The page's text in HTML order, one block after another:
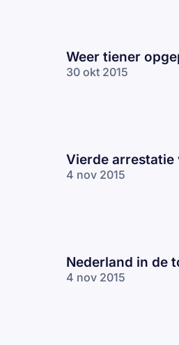
Weer tiener
30 okt 2015
Vierde arrestatie
4 nov 2015
Nederland in de
4 nov 2015